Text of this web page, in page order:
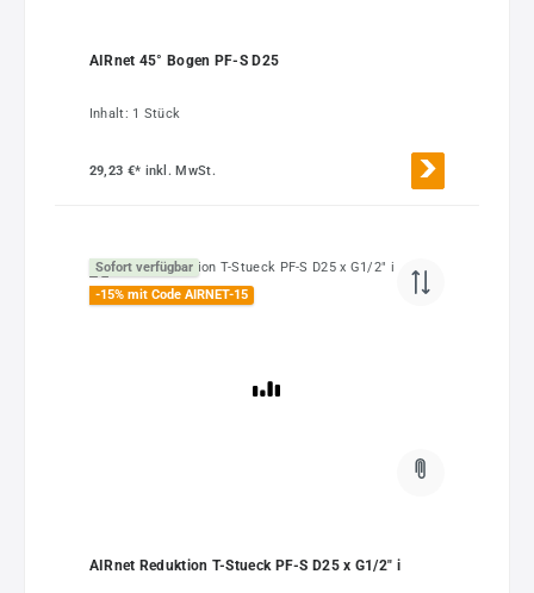
AIRnet 45° Bogen PF-S D25
Inhalt: 1 Stück
29,23 €* inkl. MwSt.
Sofort verfügbar
-15% mit Code AIRNET-15
AIRnet Reduktion T-Stueck PF-S D25 x G1/2" i